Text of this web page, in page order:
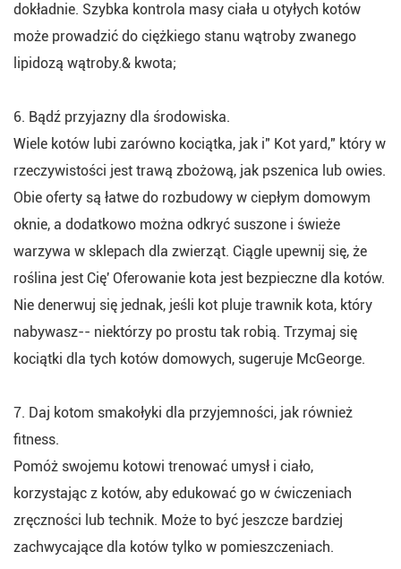
dokładnie. Szybka kontrola masy ciała u otyłych kotów
może prowadzić do ciężkiego stanu wątroby zwanego
lipidozą wątroby.& kwota;
6. Bądź przyjazny dla środowiska.
Wiele kotów lubi zarówno kociątka, jak i" Kot yard," który w
rzeczywistości jest trawą zbożową, jak pszenica lub owies.
Obie oferty są łatwe do rozbudowy w ciepłym domowym
oknie, a dodatkowo można odkryć suszone i świeże
warzywa w sklepach dla zwierząt. Ciągle upewnij się, że
roślina jest Cię' Oferowanie kota jest bezpieczne dla kotów.
Nie denerwuj się jednak, jeśli kot pluje trawnik kota, który
nabywasz-- niektórzy po prostu tak robią. Trzymaj się
kociątki dla tych kotów domowych, sugeruje McGeorge.
7. Daj kotom smakołyki dla przyjemności, jak również
fitness.
Pomóż swojemu kotowi trenować umysł i ciało,
korzystając z kotów, aby edukować go w ćwiczeniach
zręczności lub technik. Może to być jeszcze bardziej
zachwycające dla kotów tylko w pomieszczeniach.